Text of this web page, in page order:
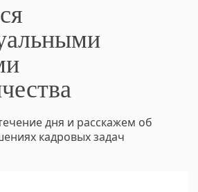
дня и расскажем об
кадровых задач